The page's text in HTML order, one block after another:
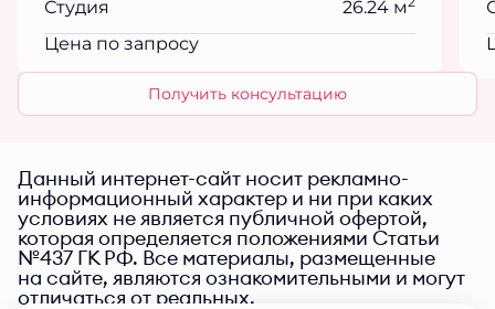
Студия 26.24 м
Цена по запросу
Получить консультацию
Данный интернет-сайт носит рекламно-
информационный характер и ни при каких
условиях не является публичной офертой,
которая определяется положениями Статьи
№437 ГК РФ. Все материалы, размещенные
на сайте, являются ознакомительными и могут
отличаться от реальных.